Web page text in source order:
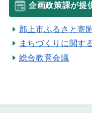
企画政策課が提
郡上市ふるさと寄
まちづくりに関す
総合教育会議